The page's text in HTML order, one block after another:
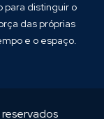
para distinguir o
das próprias
e o espaço.
reservados